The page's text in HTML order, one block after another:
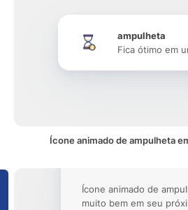
ampulheta
Fica ótimo em
Ícone animado de ampulheta
Ícone animado de
muito bem em seu